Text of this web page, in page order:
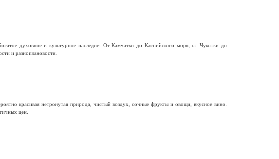
духовное и культурное наследие. От Камчатки до Каспийского моря, от Чукотки до
и разноплановости.
красивая нетронутая природа, чистый воздух, сочные фрукты и овощи, вкусное вино.
цен.